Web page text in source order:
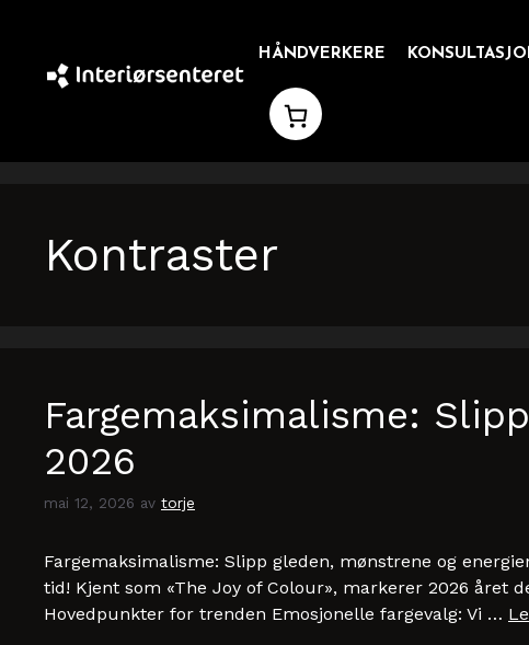
innhold
HÅNDVERKERE
Kontraster
Fargemaksimalisme:
2026
mai 12, 2026 av torje
Fargemaksimalisme: Slipp gleden, mønstrene og
tid! Kjent som «The Joy of Colour», markerer 2026
Hovedpunkter for trenden Emosjonelle fargevalg: Vi …